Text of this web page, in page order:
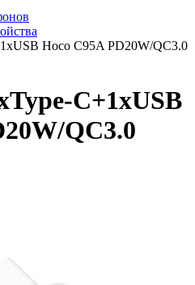
Hoco C95A PD20W/QC3.0
C+1xUSB
QC3.0